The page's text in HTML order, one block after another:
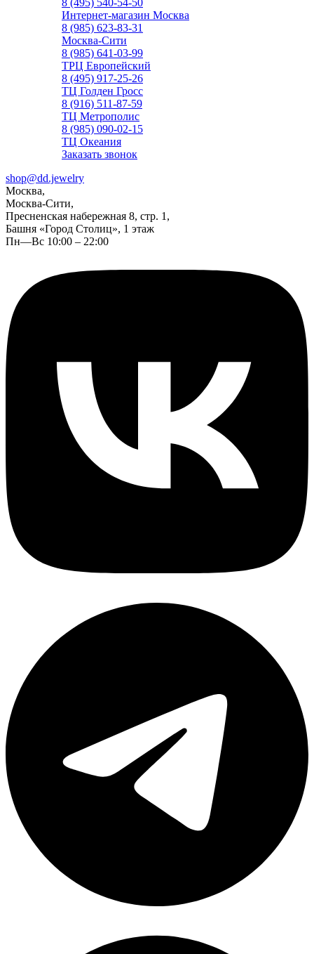
8 (495) 540-54-50
Интернет-магазин Москва
8 (985) 623-83-31
Москва-Сити
8 (985) 641-03-99
ТРЦ Европейский
8 (495) 917-25-26
ТЦ Голден Гросс
8 (916) 511-87-59
ТЦ Метрополис
8 (985) 090-02-15
ТЦ Океания
Заказать звонок
shop@dd.jewelry
Москва,
Москва-Сити,
Пресненская набережная 8, стр. 1,
Башня «Город Столиц», 1 этаж
Пн—Вс 10:00 – 22:00